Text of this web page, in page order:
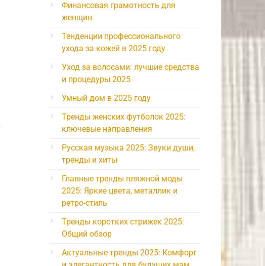
Финансовая грамотность для
женщин
Тенденции профессионального
ухода за кожей в 2025 году
Уход за волосами: лучшие средства
и процедуры 2025
Умный дом в 2025 году
Тренды женских футболок 2025:
ключевые направления
Русская музыка 2025: Звуки души,
тренды и хиты
Главные тренды пляжной моды
2025: Яркие цвета, металлик и
ретро-стиль
Тренды коротких стрижек 2025:
Общий обзор
Актуальные тренды 2025: Комфорт